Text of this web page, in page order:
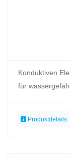
Konduktiven
für
Produktdetails